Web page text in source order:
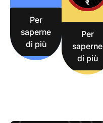
Per
saperne
di più
Per
saperne
di più